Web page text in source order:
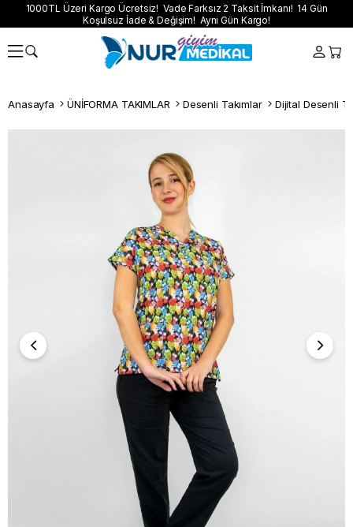
1000TL Üzeri Kargo Ücretsiz! Vade Farksız 2 Taksit İmkanı! 14 Gün
Koşulsuz İade & Değişim! Aynı Gün Kargo!
Anasayfa ÜNİFORMA TAKIMLAR Desenli Takımlar Dijital Desenli